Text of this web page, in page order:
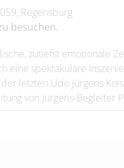
Regensburg
besuchen.
zutiefst emotionale
eine spektakuläre
letzten Udo Jürgens
von Jürgens-Begleiter